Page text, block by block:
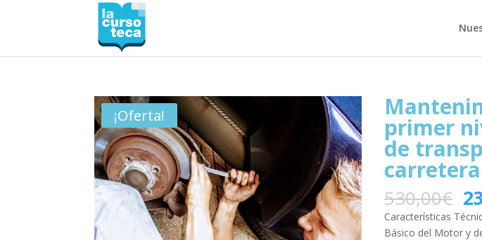
¡Oferta! primer
de
carretera
530,00€
Características
Básico del Motor y